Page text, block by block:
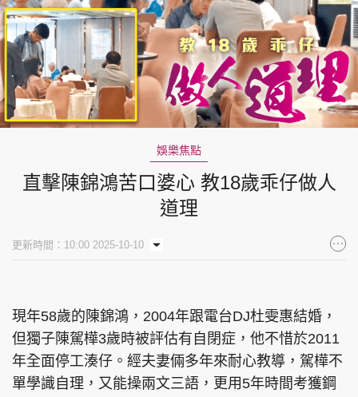
娛樂焦點
直擊陳錦鴻苦口婆心 教18歲乖仔做人
道理
更新時間：10:00 2025-10-10
現年58歲的陳錦鴻，2004年跟電台DJ杜雯惠結婚，
但獨子陳駕樺3歲時被評估有自閉症，他不惜於2011
年全面停工湊仔。經夫妻倆多年來耐心教導，駕樺不
單學識自理，又能操兩文三語，更用5年時間考獲鋼